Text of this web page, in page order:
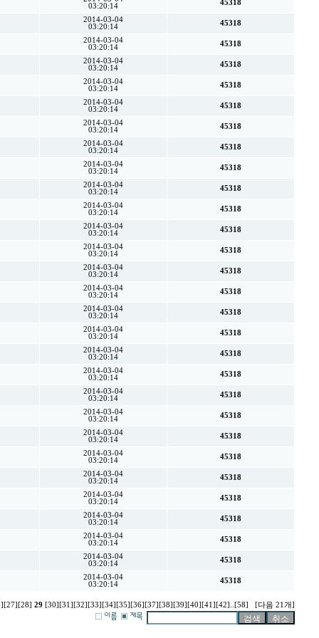
03:20:14
45318
2014-03-04
03:20:14
45318
2014-03-04
03:20:14
45318
2014-03-04
03:20:14
45318
2014-03-04
03:20:14
45318
2014-03-04
03:20:14
45318
2014-03-04
03:20:14
45318
2014-03-04
03:20:14
45318
2014-03-04
03:20:14
45318
2014-03-04
03:20:14
45318
2014-03-04
03:20:14
45318
2014-03-04
03:20:14
45318
2014-03-04
03:20:14
45318
2014-03-04
03:20:14
45318
2014-03-04
03:20:14
45318
2014-03-04
03:20:14
45318
2014-03-04
03:20:14
45318
2014-03-04
03:20:14
45318
2014-03-04
03:20:14
45318
2014-03-04
03:20:14
45318
2014-03-04
03:20:14
45318
2014-03-04
03:20:14
45318
2014-03-04
03:20:14
45318
2014-03-04
03:20:14
45318
2014-03-04
03:20:14
45318
2014-03-04
03:20:14
45318
2014-03-04
03:20:14
45318
2014-03-04
03:20:14
45318
2014-03-04
03:20:14
45318
[27] [28] 29 [30] [31] [32] [33] [34] [35] [36] [37] [38] [39] [40] [41] [42] [58] [다음 21개]